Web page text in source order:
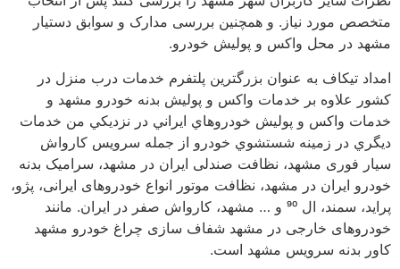
متخصص مورد نیاز. و همچنین بررسی مدارک و سوابق دستیار
مشهد در محل واکس و پولیش خودرو.
امداد تیکاف به عنوان بزرگترين پلتفرم خدمات درب منزل در
كشور علاوه بر خدمات واکس و پوليش بدنه خودرو مشهد و
خدمات واکس و پوليش خودروهاي ايراني در نزديکي من خدمات
ديگري در زمينه شستشوي خودرو از جمله سرویس کارواش
سیار فوری مشهد، نظافت صندلی ایران در مشهد، سرامیک بدنه
خودرو ایران در مشهد، نظافت موتور انواع خودروهای ایرانی، پژو،
پراید، سمند، ال 90 و … مشهد، کارواش صفر در ایران. مانند
خودروهای خارجی در مشهد شفاف سازی چراغ خودرو مشهد
کاور بدنه سرویس مشهد است.